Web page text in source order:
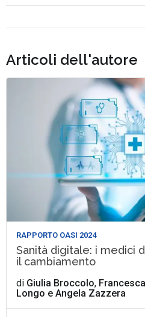
Articoli dell'autore
RAPPORTO OASI 2024
Sanità digitale: i medici
il cambiamento
di Giulia Broccolo,
Longo eAngela Zazzera